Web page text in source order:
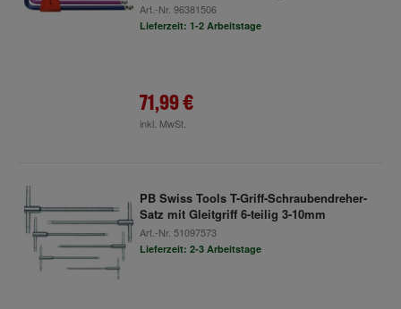
Art.-Nr. 96381506
Lieferzeit: 1-2 Arbeitstage
71,99 €
inkl. MwSt.
PB Swiss Tools T-Griff-Schraubendreher-
Satz mit Gleitgriff 6-teilig 3-10mm
Art.-Nr. 51097573
Lieferzeit: 2-3 Arbeitstage